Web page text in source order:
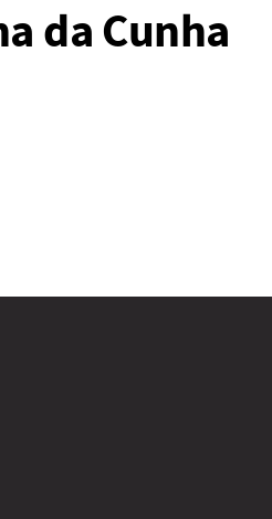
da Cunha